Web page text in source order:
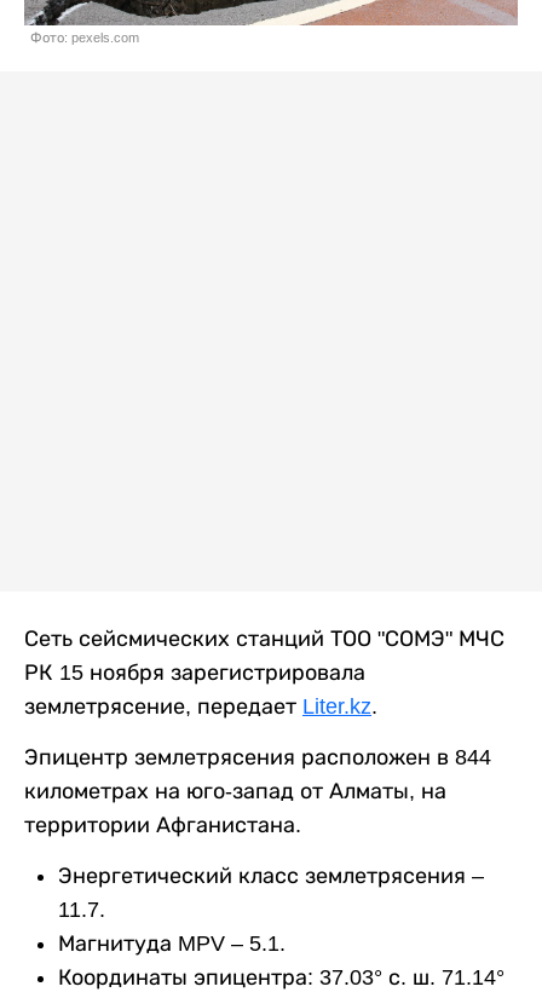
Фото: pexels.com
Сеть сейсмических станций ТОО "СОМЭ" МЧС
РК 15 ноября зарегистрировала
землетрясение, передает Liter.kz.
Эпицентр землетрясения расположен в 844
километрах на юго-запад от Алматы, на
территории Афганистана.
Энергетический класс землетрясения –
11.7.
Магнитуда MPV – 5.1.
Координаты эпицентра: 37.03° с. ш. 71.14°